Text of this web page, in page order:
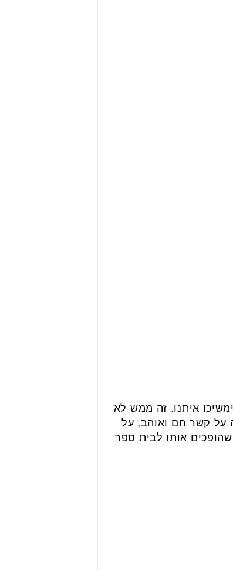
איתנו. זה ממש לא
על קשר חם ואוהב, על
אותו לבית ספר